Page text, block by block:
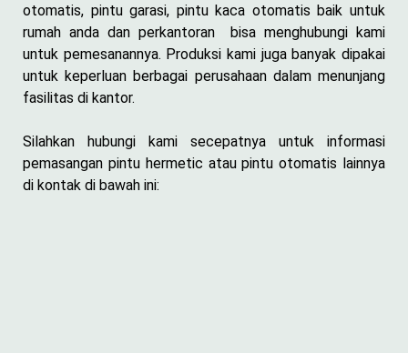
otomatis, pintu garasi, pintu kaca otomatis baik untuk
rumah anda dan perkantoran bisa menghubungi kami
untuk pemesanannya. Produksi kami juga banyak dipakai
untuk keperluan berbagai perusahaan dalam menunjang
fasilitas di kantor.
Silahkan hubungi kami secepatnya untuk informasi
pemasangan pintu hermetic atau pintu otomatis lainnya
di kontak di bawah ini: